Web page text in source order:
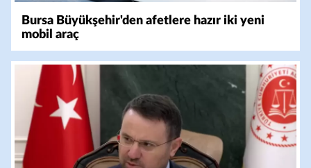
Bursa Büyükşehir'den afetlere hazır iki yeni
mobil araç